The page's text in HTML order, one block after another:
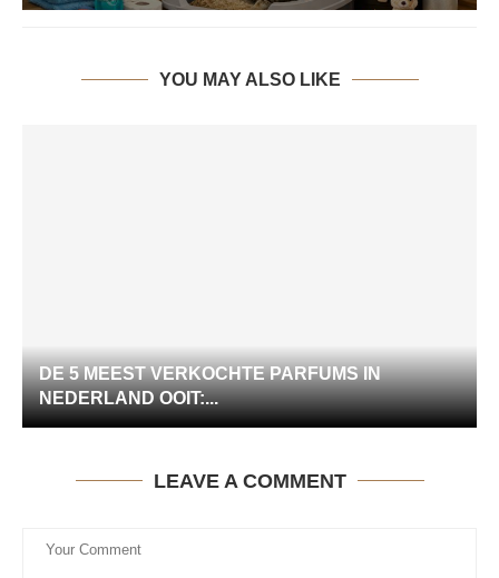
YOU MAY ALSO LIKE
DE 5 MEEST VERKOCHTE PARFUMS IN
NEDERLAND OOIT:...
LEAVE A COMMENT